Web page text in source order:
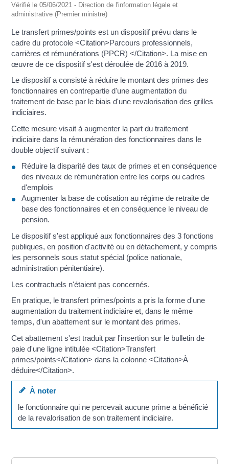
Vérifié le 05/06/2021 - Direction de l'information légale et
administrative (Premier ministre)
Le transfert primes/points est un dispositif prévu dans le
cadre du protocole <Citation>Parcours professionnels,
carrières et rémunérations (PPCR) </Citation>. La mise en
œuvre de ce dispositif s'est déroulée de 2016 à 2019.
Le dispositif a consisté à réduire le montant des primes des
fonctionnaires en contrepartie d'une augmentation du
traitement de base par le biais d'une revalorisation des grilles
indiciaires.
Cette mesure visait à augmenter la part du traitement
indiciaire dans la rémunération des fonctionnaires dans le
double objectif suivant :
Réduire la disparité des taux de primes et en conséquence
des niveaux de rémunération entre les corps ou cadres
d'emplois
Augmenter la base de cotisation au régime de retraite de
base des fonctionnaires et en conséquence le niveau de
pension.
Le dispositif s'est appliqué aux fonctionnaires des 3 fonctions
publiques, en position d'activité ou en détachement, y compris
les personnels sous statut spécial (police nationale,
administration pénitentiaire).
Les contractuels n'étaient pas concernés.
En pratique, le transfert primes/points a pris la forme d'une
augmentation du traitement indiciaire et, dans le même
temps, d'un abattement sur le montant des primes.
Cet abattement s'est traduit par l'insertion sur le bulletin de
paie d'une ligne intitulée <Citation>Transfert
primes/points</Citation> dans la colonne <Citation>À
déduire</Citation>.
À noter
le fonctionnaire qui ne percevait aucune prime a bénéficié
de la revalorisation de son traitement indiciaire.